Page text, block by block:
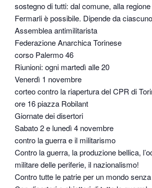
sostegno di tutti: dal comune, alla
Fermarli è possibile. Dipende da
Assemblea antimilitarista
Federazione Anarchica Torinese
corso Palermo 46
Riunioni: ogni martedì alle 20
Venerdì 1 novembre
corteo contro la riapertura del CPR di
ore 16 piazza Robilant
Giornate dei disertori
Sabato 2 e lunedì 4 novembre
contro la guerra e il militarismo
Contro la guerra, la produzione bellica,
militare delle periferie, il nazionalismo!
Contro tutte le patrie per un mondo